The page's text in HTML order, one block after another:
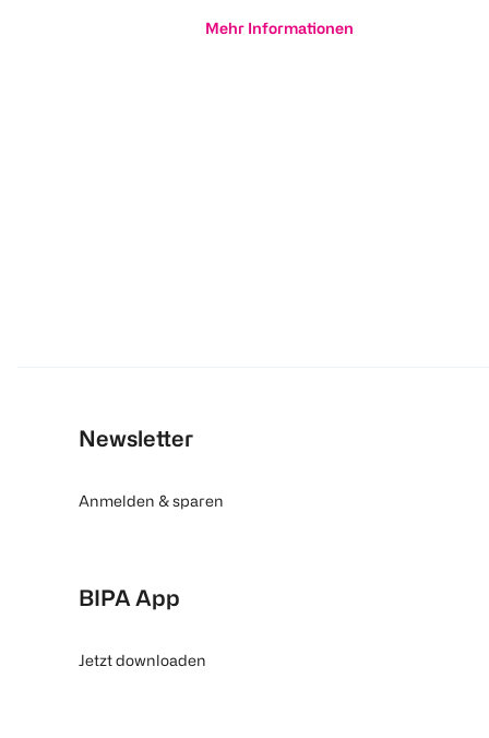
Mehr Informationen
Newsletter
Anmelden & sparen
BIPA App
Jetzt downloaden